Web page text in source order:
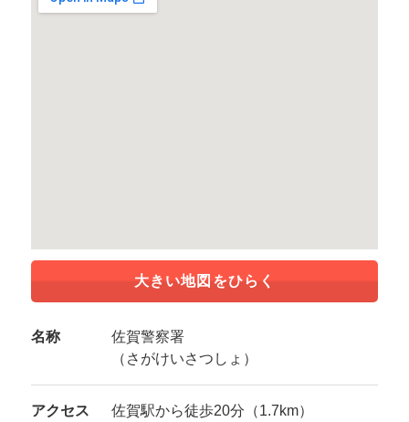
大きい地図をひらく
名称
佐賀警察署
（さがけいさつしょ）
アクセス 佐賀駅から徒歩20分（1.7km）